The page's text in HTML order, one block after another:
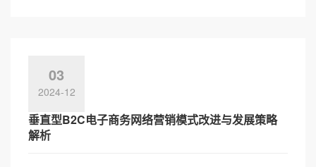
03
2024-12
垂直型B2C电子商务网络营销模式改进与发展策略
解析